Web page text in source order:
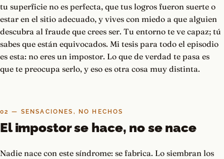
tu superficie no es perfecta, que tus logros fueron suerte o
estar en el sitio adecuado, y vives con miedo a que alguien
descubra al fraude que crees ser. Tu entorno te ve capaz; tú
sabes que están equivocados. Mi tesis para todo el episodio
es esta: no eres un impostor. Lo que de verdad te pasa es
que te preocupa serlo, y eso es otra cosa muy distinta.
02 — SENSACIONES, NO HECHOS
El impostor se hace, no se nace
Nadie nace con este síndrome: se fabrica. Lo siembran los